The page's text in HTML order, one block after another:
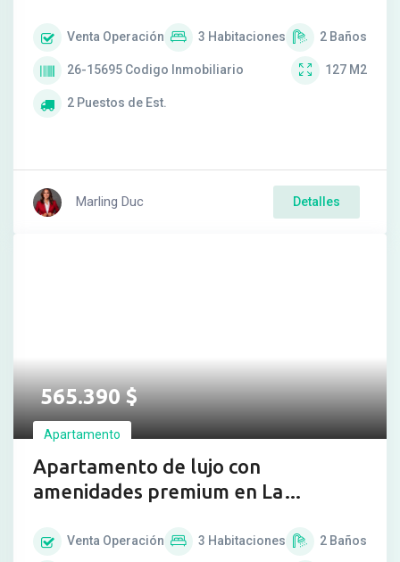
Venta Operación 3 Habitaciones 2 Baños
26-15695 Codigo Inmobiliario 127 M2
2 Puestos de Est.
Marling Duc Detalles
565.390$
Apartamento
Apartamento de lujo con
amenidades premium en La
Venta Operación 3 Habitaciones 2 Baños